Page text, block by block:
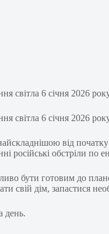
від
російські обстріли по
бути готовим до
дім, запастися
день.